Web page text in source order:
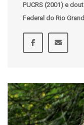
PUCRS (2001) e
Federal do Rio